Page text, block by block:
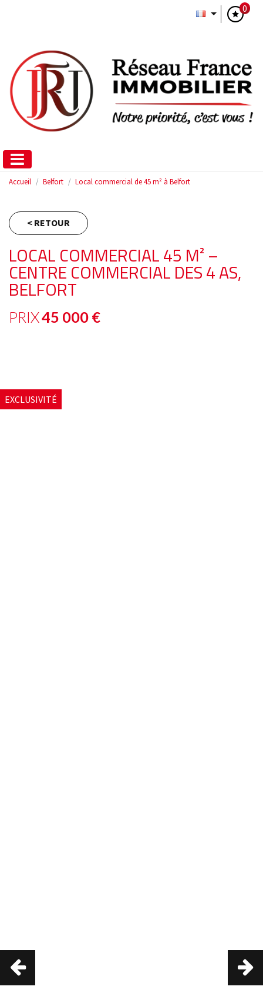
0
Accueil Belfort Local commercial de 45 m² à Belfort
< RETOUR
LOCAL COMMERCIAL 45 M² –
CENTRE COMMERCIAL DES 4 AS,
BELFORT
PRIX45 000 €
EXCLUSIVITÉ